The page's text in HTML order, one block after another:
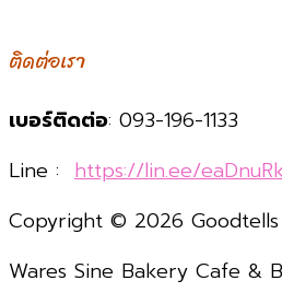
ติดต่อเรา
เบอร์ติดต่อ: 093-196-1133
Line : https://lin.ee/
Copyright © 2026 Goodtells
Wares Sine Bakery Cafe &